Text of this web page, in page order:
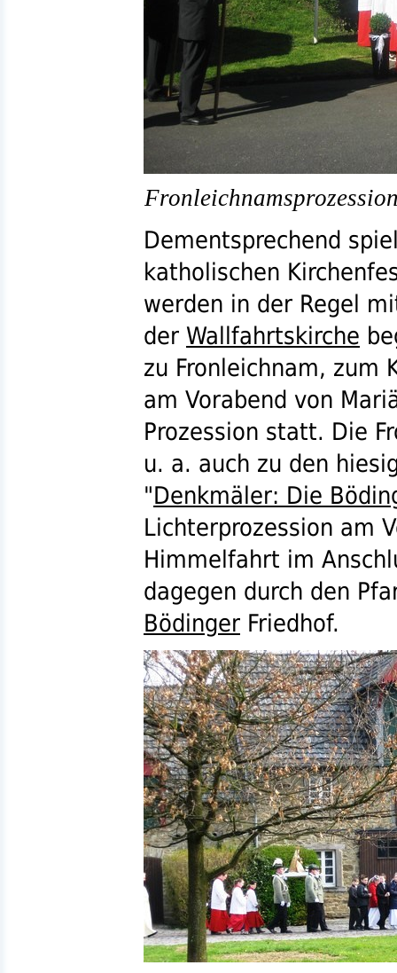
Dementsprechend
katholischen
werden in der Regel
der Wallfahrtskirche
zu Fronleichnam, zum
am Vorabend von
Prozession statt. Die
u. a. auch zu den
"Denkmäler: Die
Lichterprozession am
Himmelfahrt im
dagegen durch den
Bödinger Friedhof.